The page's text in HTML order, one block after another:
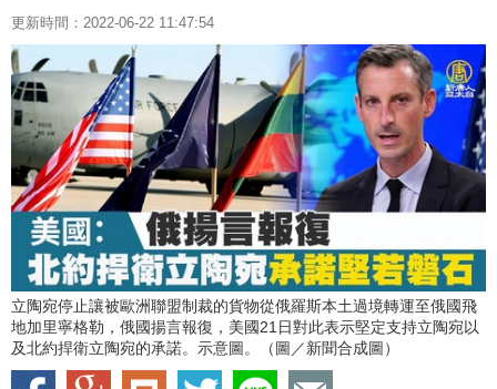
更新時間：2022-06-22 11:47:54
立陶宛停止讓被歐洲聯盟制裁的貨物從俄羅斯本土過境轉運至俄國飛
地加里寧格勒，俄國揚言報復，美國21日對此表示堅定支持立陶宛以
及北約捍衛立陶宛的承諾。示意圖。（圖／新聞合成圖）